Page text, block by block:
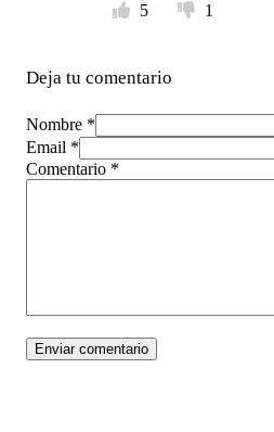
5
1
Deja tu comentario
Nombre *
Email *
Comentario *